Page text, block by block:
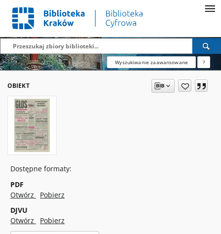
Wyszukiwanie zaawansowane ?
OBIEKT
Dostępne formaty:
PDF
Otwórz
Pobierz
DJVU
Otwórz
Pobierz